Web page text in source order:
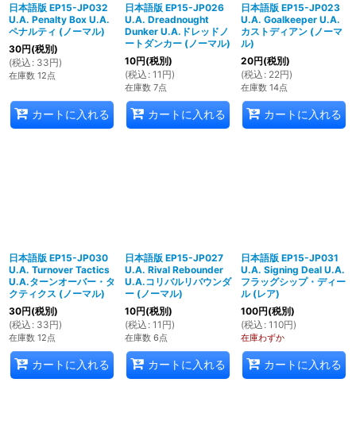
日本語版 EP15-JP032
U.A. Penalty Box U.A.
ペナルティ (ノーマル)
30円(税別)
(税込 : 33円)
在庫数 12点
カートに入れる
日本語版 EP15-JP026
U.A. Dreadnought
Dunker U.A.ドレッドノ
ートダンカー (ノーマル)
10円(税別)
(税込 : 11 円)
在庫数 7点
カートに入れる
日本語版 EP15-JP023
U.A. Goalkeeper U.A.
カストディアン (ノーマ
ル)
20円(税別)
(税込 : 22円)
在庫数 14点
カートに入れる
日本語版 EP15-JP030
U.A. Turnover Tactics
U.A.ターンオーバー・タ
クティクス (ノーマル)
30円(税別)
(税込 : 33円)
在庫数 12点
カートに入れる
日本語版 EP15-JP027
U.A. Rival Rebounder
U.A.コリバルリバウンダ
ー (ノーマル)
10円(税別)
(税込 : 11 円)
在庫数 6点
カートに入れる
日本語版 EP15-JP031
U.A. Signing Deal U.A.
フラッグシップ・ディー
ル (レア)
100円(税別)
(税込 : 110円)
在庫わずか
カートに入れる